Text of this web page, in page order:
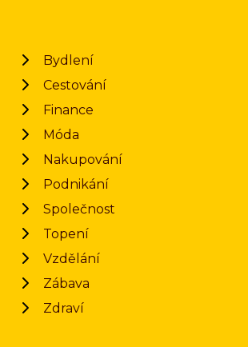
Bydlení
Cestování
Finance
Móda
Nakupování
Podnikání
Společnost
Topení
Vzdělání
Zábava
Zdraví